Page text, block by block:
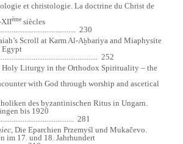
et christologie. La doctrine du Christ de
XIIème siècles
230
Scroll at Karm Al-Aḫbariya and Miaphysite
Egypt
252
Holy Liturgy in the Orthodox Spirituality – the
with God through worship and ascetical
des byzantinischen Ritus in Ungarn.
bis 1920
281
Die Eparchien Przemyśl und Mukačevo.
im 17. und 18. Jahrhundert